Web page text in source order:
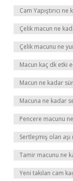
Cam Yapıştırıcı
Çelik macun ne
Çelik macunu ne
Macun kaç dk etki
Macun ne kadar
Macuna ne kadar
Pencere macunu
Sertleşmiş olan aşı
Tamir macunu ne
Yeni takılan cam